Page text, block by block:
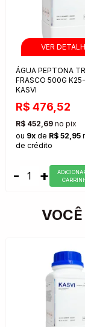
ÁGUA PEPTONA
FRASCO 500G
KASVI
R$ 476,52
R$ 452,69 no pix
ou 9x de R$ 52,95
de crédito
- +